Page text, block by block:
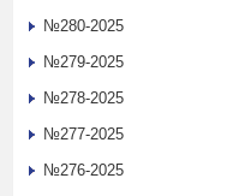
№280-2025
№279-2025
№278-2025
№277-2025
№276-2025